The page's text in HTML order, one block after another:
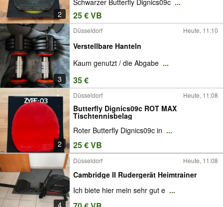
2
Schwarzer Butterfly Dignics09c ...
25 € VB
3
Düsseldorf Heute, 11:10
Verstellbare Hanteln
Kaum genutzt / die Abgabe ...
35 €
2
Düsseldorf Heute, 11:08
Butterfly Dignics09c ROT MAX
Tischtennisbelag
Roter Butterfly Dignics09c in ...
25 € VB
4
Düsseldorf Heute, 11:08
Cambridge II Rudergerät Heimtrainer
Ich biete hier mein sehr gut e ...